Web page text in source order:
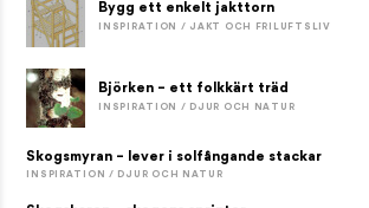
Bygg ett enkelt jakttorn
INSPIRATION / JAKT OCH FRILUFTSLIV
Björken – ett folkkärt träd
INSPIRATION / DJUR OCH NATUR
Skogsmyran – lever i solfångande stackar
INSPIRATION / DJUR OCH NATUR